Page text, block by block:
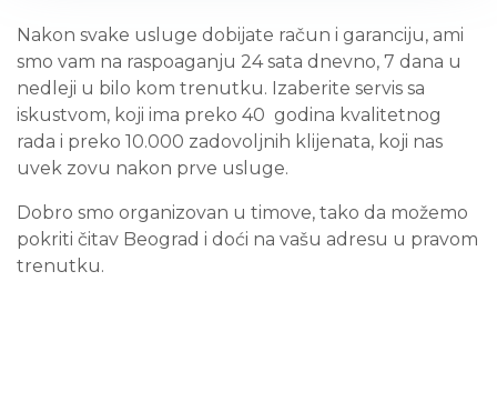
Nakon svake usluge dobijate račun i garanciju, ami
smo vam na raspoaganju 24 sata dnevno, 7 dana u
nedleji u bilo kom trenutku. Izaberite servis sa
iskustvom, koji ima preko 40 godina kvalitetnog
rada i preko 10.000 zadovoljnih klijenata, koji nas
uvek zovu nakon prve usluge.
Dobro smo organizovan u timove, tako da možemo
pokriti čitav Beograd i doći na vašu adresu u pravom
trenutku.